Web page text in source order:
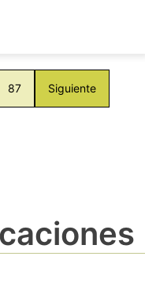
87 Siguiente